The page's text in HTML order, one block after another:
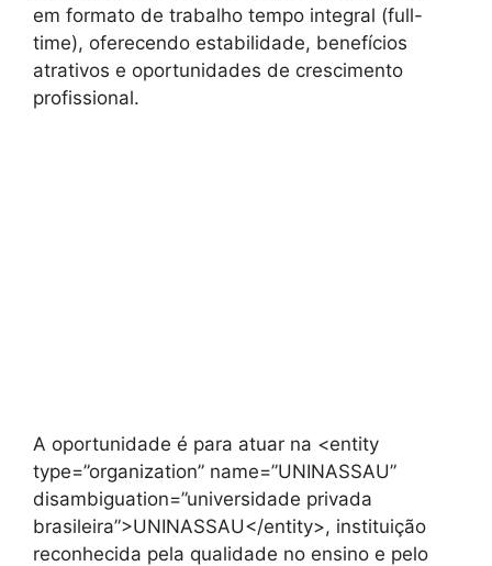
em formato de trabalho tempo integral (full-
time), oferecendo estabilidade, benefícios
atrativos e oportunidades de crescimento
profissional.
A oportunidade é para atuar na <entity
type=”organization” name=”UNINASSAU”
disambiguation=”universidade privada
brasileira”>UNINASSAU</entity>, instituição
reconhecida pela qualidade no ensino e pelo